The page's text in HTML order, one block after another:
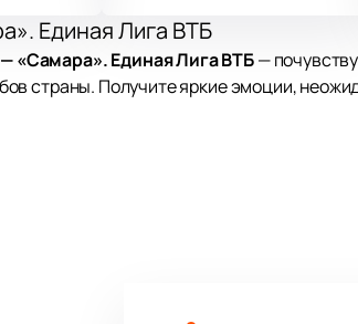
Единая Лига ВТБ
«Самара». Единая Лига ВТБ—
страны. Получите яркие эмоции,